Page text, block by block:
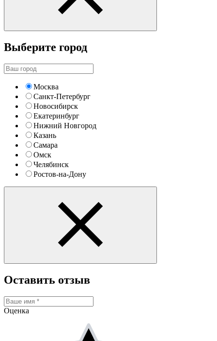
Выберите город
Москва
Санкт-Петербург
Новосибирск
Екатеринбург
Нижний Новгород
Казань
Самара
Омск
Челябинск
Ростов-на-Дону
Оставить отзыв
Оценка